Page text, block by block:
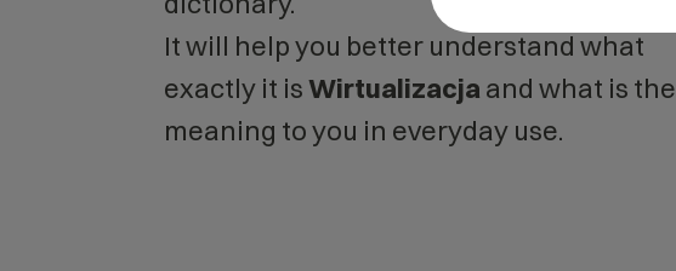
It will help you better understand what
exactly it isWirtualizacja and what is the
meaning to you in everyday use.